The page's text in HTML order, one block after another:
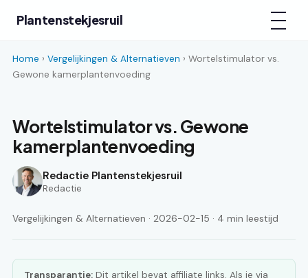
Plantenstekjesruil
Home › Vergelijkingen & Alternatieven › Wortelstimulator vs.
Gewone kamerplantenvoeding
Wortelstimulator vs. Gewone
kamerplantenvoeding
Redactie Plantenstekjesruil
Redactie
Vergelijkingen & Alternatieven · 2026-02-15 · 4 min leestijd
Transparantie: Dit artikel bevat affiliate links. Als je via